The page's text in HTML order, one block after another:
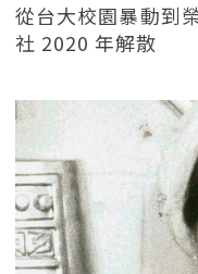
從台大校園暴動到
社 2020 年解散